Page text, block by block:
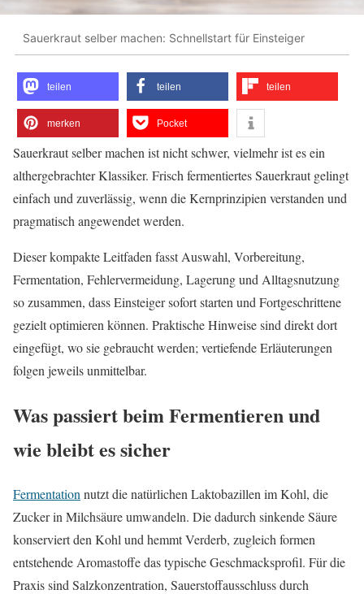
Sauerkraut selber machen: Schnellstart für Einsteiger
teilen teilen teilen
merken Pocket
Sauerkraut selber machen ist nicht schwer, vielmehr ist es ein
althergebrachter Klassiker. Frisch fermentiertes Sauerkraut gelingt
einfach und zuverlässig, wenn die Kernprinzipien verstanden und
pragmatisch angewendet werden.
Dieser kompakte Leitfaden fasst Auswahl, Vorbereitung,
Fermentation, Fehlervermeidung, Lagerung und Alltagsnutzung
so zusammen, dass Einsteiger sofort starten und Fortgeschrittene
gezielt optimieren können. Praktische Hinweise sind direkt dort
eingefügt, wo sie gebraucht werden; vertiefende Erläuterungen
folgen jeweils unmittelbar.
Was passiert beim Fermentieren und
wie bleibt es sicher
Fermentation nutzt die natürlichen Laktobazillen im Kohl, die
Zucker in Milchsäure umwandeln. Die dadurch sinkende Säure
konserviert den Kohl und hemmt Verderb, zugleich formen
entstehende Aromastoffe das typische Geschmacksprofil. Für die
Praxis sind Salzkonzentration, Sauerstoffausschluss durch